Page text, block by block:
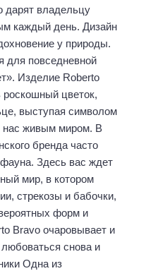
дарят владельцу
каждый день. Дизайн
у природы.
для повседневной
Изделие Roberto
цветок,
выступая символом
нас живым миром. В
бренда часто
Здесь вас ждет
мир, в котором
стрекозы и бабочки,
форм и
Bravo очаровывает и
любоваться снова и
Одна из